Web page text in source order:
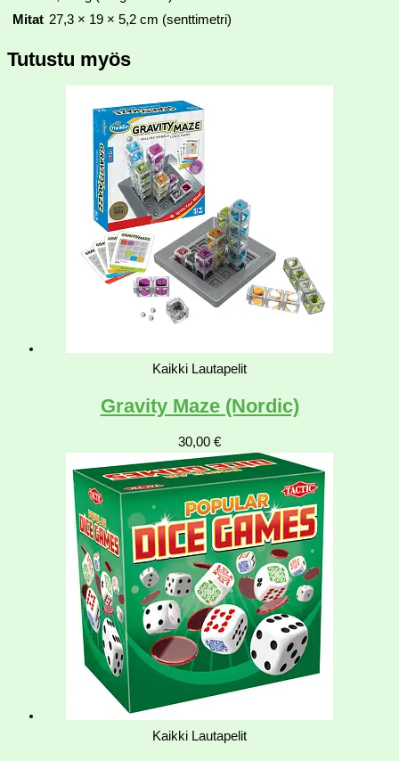
Mitat 27,3 × 19 × 5,2 cm (senttimetri)
Tutustu myös
Kaikki Lautapelit
Gravity Maze (Nordic)
30,00 €
Kaikki Lautapelit